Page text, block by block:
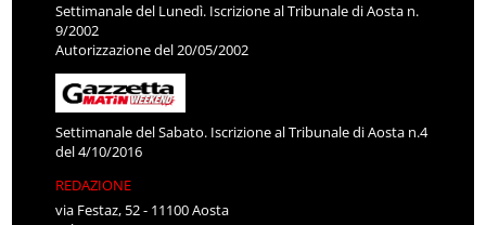
Settimanale del Lunedì. Iscrizione al Tribunale di Aosta n.
9/2002
Autorizzazione del 20/05/2002
Settimanale del Sabato. Iscrizione al Tribunale di Aosta n.4
del 4/10/2016
REDAZIONE
via Festaz, 52 - 11100 Aosta